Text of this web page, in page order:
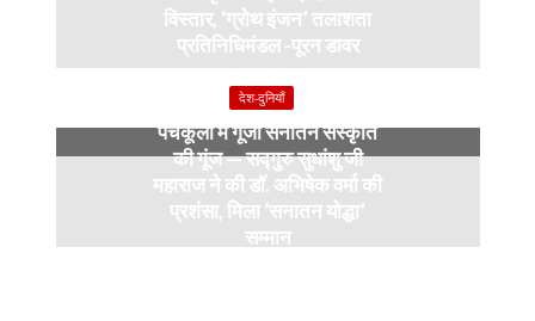
विस्तार, ‘ग्रोथ इंजन’ तलाशता
प्रतिनिधिमंडल -पूरन डावर
9 months ago
देश-दुनियाँ
पंचकूला में गूंजी सनातन संस्कृति
की गूंज — सद्गुरु सुधांशु जी
महाराज ने की डॉ. अभिषेक वर्मा की
प्रशंसा, मिला ‘सनातन योद्धा’
सम्मान